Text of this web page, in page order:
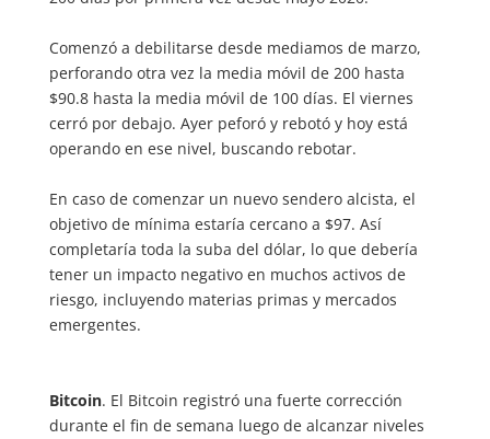
Comenzó a debilitarse desde mediamos de marzo,
perforando otra vez la media móvil de 200 hasta
$90.8 hasta la media móvil de 100 días. El viernes
cerró por debajo. Ayer peforó y rebotó y hoy está
operando en ese nivel, buscando rebotar.
En caso de comenzar un nuevo sendero alcista, el
objetivo de mínima estaría cercano a $97. Así
completaría toda la suba del dólar, lo que debería
tener un impacto negativo en muchos activos de
riesgo, incluyendo materias primas y mercados
emergentes.
Bitcoin. El Bitcoin registró una fuerte corrección
durante el fin de semana luego de alcanzar niveles